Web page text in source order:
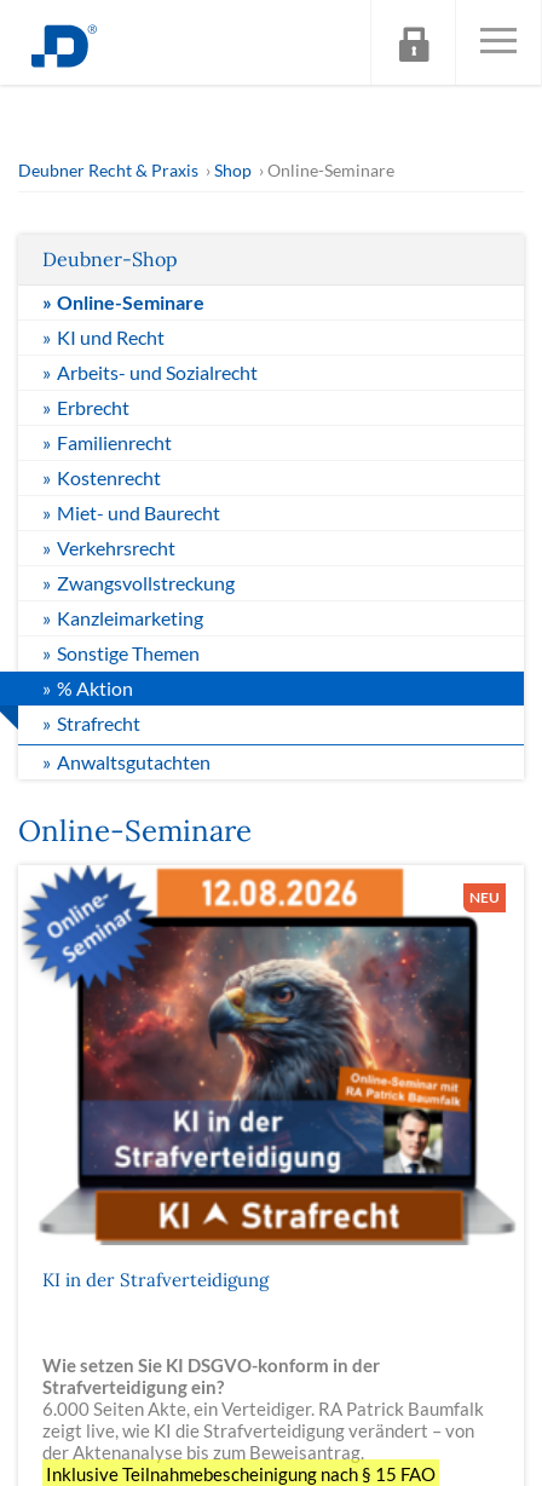
Deubner Recht & Praxis Shop Online-Seminare
Deubner-Shop
Online-Seminare
KI und Recht
Arbeits- und Sozialrecht
Erbrecht
Familienrecht
Kostenrecht
Miet- und Baurecht
Verkehrsrecht
Zwangsvollstreckung
Kanzleimarketing
Sonstige Themen
% Aktion
Strafrecht
Anwaltsgutachten
Online-Seminare
KI in der Strafverteidigung
Wie setzen Sie KI DSGVO-konform in der
Strafverteidigung ein?
6.000 Seiten Akte, ein Verteidiger. RA Patrick Baumfalk
zeigt live, wie KI die Strafverteidigung verändert – von
der Aktenanalyse bis zum Beweisantrag.
Inklusive Teilnahmebescheinigung nach § 15 FAO